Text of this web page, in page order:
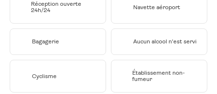
Réception ouverte
24h/24
Navette aéroport
Bagagerie Aucun alcool n'est servi
Cyclisme
Établissement non-
fumeur